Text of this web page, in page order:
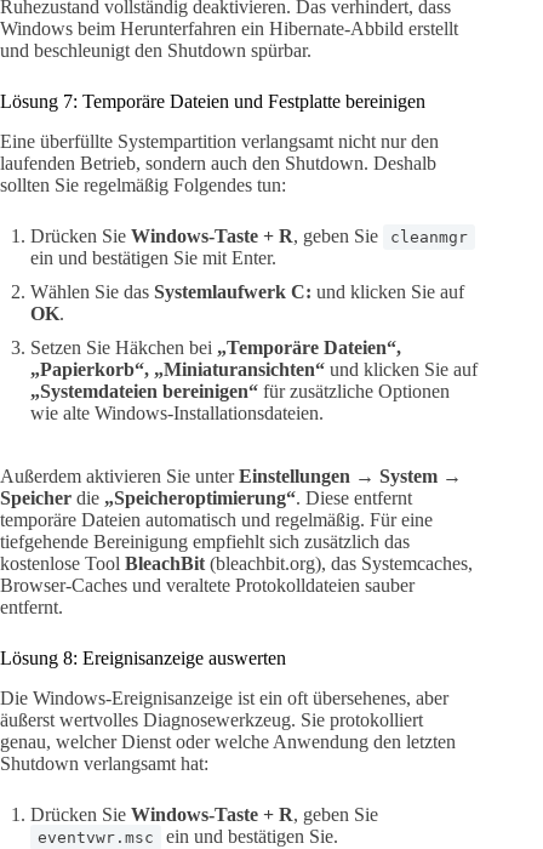
Ruhezustand vollständig deaktivieren. Das verhindert, dass
Windows beim Herunterfahren ein Hibernate-Abbild erstellt
und beschleunigt den Shutdown spürbar.
Lösung 7: Temporäre Dateien und Festplatte bereinigen
Eine überfüllte Systempartition verlangsamt nicht nur den
laufenden Betrieb, sondern auch den Shutdown. Deshalb
sollten Sie regelmäßig Folgendes tun:
Drücken Sie Windows-Taste + R, geben Sie cleanmgr
ein und bestätigen Sie mit Enter.
Wählen Sie das Systemlaufwerk C: und klicken Sie auf
OK.
Setzen Sie Häkchen bei „Temporäre Dateien“,
„Papierkorb“, „Miniaturansichten“ und klicken Sie auf
„Systemdateien bereinigen“ für zusätzliche Optionen
wie alte Windows-Installationsdateien.
Außerdem aktivieren Sie unterEinstellungen → System →
Speicher die „Speicheroptimierung“. Diese entfernt
temporäre Dateien automatisch und regelmäßig. Für eine
tiefgehende Bereinigung empfiehlt sich zusätzlich das
kostenlose Tool BleachBit (bleachbit.org), das Systemcaches,
Browser-Caches und veraltete Protokolldateien sauber
entfernt.
Lösung 8: Ereignisanzeige auswerten
Die Windows-Ereignisanzeige ist ein oft übersehenes, aber
äußerst wertvolles Diagnosewerkzeug. Sie protokolliert
genau, welcher Dienst oder welche Anwendung den letzten
Shutdown verlangsamt hat:
Drücken Sie Windows-Taste + R, geben Sie
eventvwr.msc
ein und bestätigen Sie.